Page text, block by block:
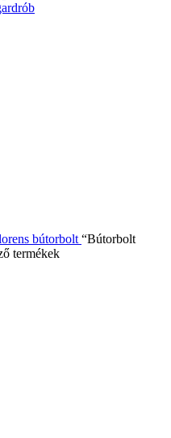
bútorbolt “Bútorbolt
termékek